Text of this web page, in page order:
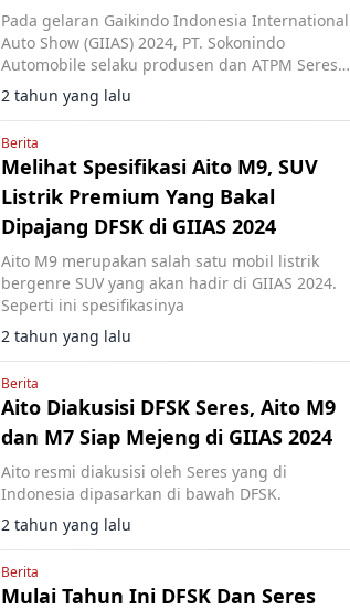
Pada gelaran Gaikindo Indonesia International
Auto Show (GIIAS) 2024, PT. Sokonindo
Automobile selaku produsen dan ATPM Seres
memboyong dua produk berlabel Seres yakni
Seres 7 dan Seres 9
2 tahun yang lalu
Berita
Melihat Spesifikasi Aito M9, SUV
Listrik Premium Yang Bakal
Dipajang DFSK di GIIAS 2024
Aito M9 merupakan salah satu mobil listrik
bergenre SUV yang akan hadir di GIIAS 2024.
Seperti ini spesifikasinya
2 tahun yang lalu
Berita
Aito Diakusisi DFSK Seres, Aito M9
dan M7 Siap Mejeng di GIIAS 2024
Aito resmi diakusisi oleh Seres yang di
Indonesia dipasarkan di bawah DFSK.
2 tahun yang lalu
Berita
Mulai Tahun Ini DFSK Dan Seres